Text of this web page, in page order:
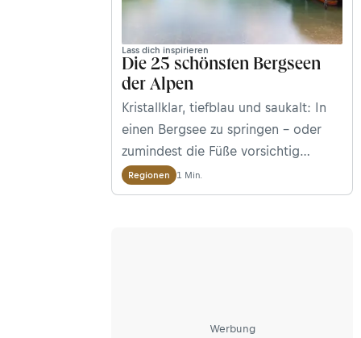
Lass dich inspirieren
Die 25 schönsten Bergseen
der Alpen
Kristallklar, tiefblau und saukalt: In
einen Bergsee zu springen – oder
zumindest die Füße vorsichtig
reinzuhalten –, gehört zu den besten
Momenten, die man am Berg
Regionen 1 Min.
Werbung